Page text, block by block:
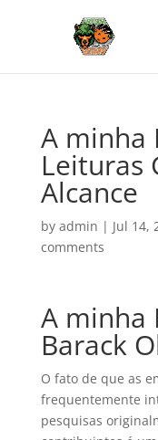
A minha
Leituras
Alcance
by admin | Jul 14,
comments
A minha
Barack
O fato de que as
frequentemente
pesquisas